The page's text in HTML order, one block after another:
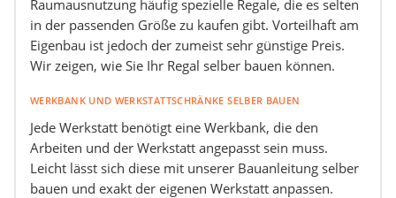
Raumausnutzung häufig spezielle Regale, die es selten
in der passenden Größe zu kaufen gibt. Vorteilhaft am
Eigenbau ist jedoch der zumeist sehr günstige Preis.
Wir zeigen, wie Sie Ihr Regal selber bauen können.
WERKBANK UND WERKSTATTSCHRÄNKE SELBER BAUEN
Jede Werkstatt benötigt eine Werkbank, die den
Arbeiten und der Werkstatt angepasst sein muss.
Leicht lässt sich diese mit unserer Bauanleitung selber
bauen und exakt der eigenen Werkstatt anpassen.